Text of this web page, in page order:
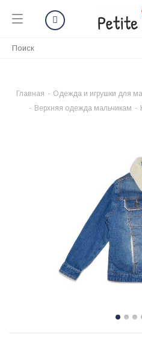
Главная - Одежда и игрушки для
- Верхняя одежда мальчикам -